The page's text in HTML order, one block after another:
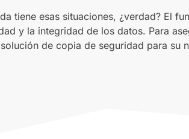
tiene esas situaciones, ¿verdad? El
y la integridad de los datos. Para
de copia de seguridad para su